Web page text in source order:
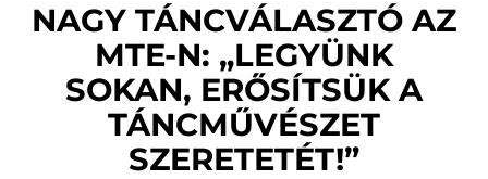
NAGY TÁNCVÁLASZTÓ AZ
MTE-N: „LEGYÜNK
SOKAN, ERŐSÍTSÜK A
TÁNCMŰVÉSZET
SZERETETÉT!”